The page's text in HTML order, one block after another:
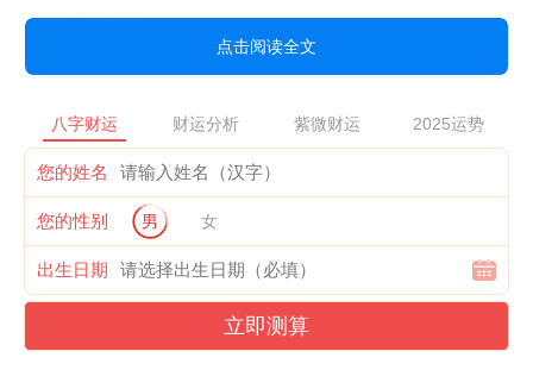
不同之处和优势
靠谱的算命先生和比较好的算命先生有着不同之处，也各自具有自
靠谱的算命先生的优势
靠谱的算命先生的优势在于他们的历史底蕴和道德素养。他们具有
一定的文化底蕴和道德修养，在社区内口碑良好；他们的经验丰
富，通过多年的实践，积累了很多成功案例和经验，可以更好的帮
助顾客解决问题；他们对待客户真诚，态度友好，让客户放心，更
点击阅读全文
八字财运 财运分析 紫微财运 2025运势
您的姓名
您的性别 男 女
出生日期
立即测算